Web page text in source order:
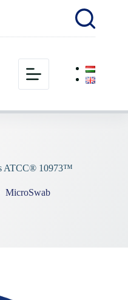
ATCC® 10973™
MicroSwab